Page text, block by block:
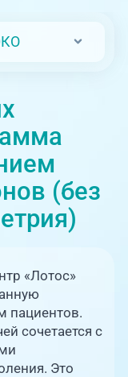
(без
«Лотос»
пациентов.
сочетается с
Это